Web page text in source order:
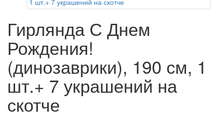
Гирлянда С Днем
Рождения!
(динозаврики), 190 см, 1
шт.+ 7 украшений на
скотче